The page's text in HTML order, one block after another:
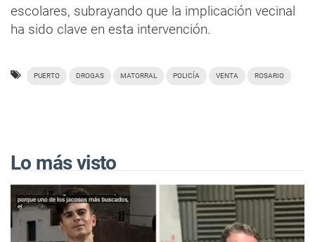
escolares, subrayando que la implicación vecinal
ha sido clave en esta intervención.
PUERTO DROGAS MATORRAL POLICÍA VENTA ROSARIO
Lo más visto